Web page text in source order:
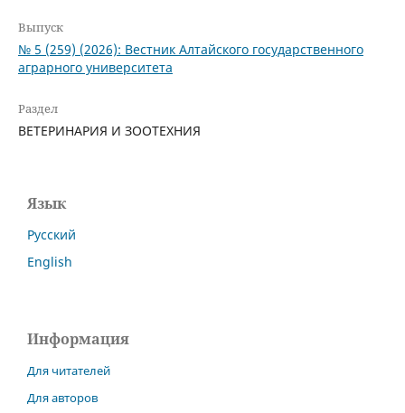
Выпуск
№ 5 (259) (2026): Вестник Алтайского государственного
аграрного университета
Раздел
ВЕТЕРИНАРИЯ И ЗООТЕХНИЯ
Язык
Русский
English
Информация
Для читателей
Для авторов